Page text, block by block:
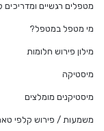
מטפלים רגשיים
מי מטפל במטפל?
מילון פירוש חלומות
מיסטיקה
מיסטיקנים מומלצים
משמעות / פירוש קלפי